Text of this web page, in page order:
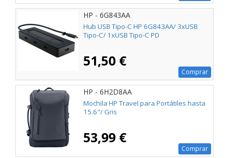
HP - 6G843AA
Hub USB Tipo-C HP 6G843AA/ 3xUSB
Tipo-C/ 1xUSB Tipo-C PD
51,50 €
Comprar
HP - 6H2D8AA
Mochila HP Travel para Portátiles hasta
15.6"/ Gris
53,99 €
Comprar